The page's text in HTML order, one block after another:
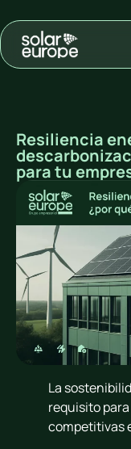
Resiliencia
para tu
La
requisito
competitivas